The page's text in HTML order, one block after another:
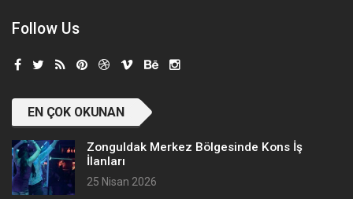
Follow Us
EN ÇOK OKUNAN
Zonguldak Merkez Bölgesinde Kons İş
İlanları
25 Nisan 2026